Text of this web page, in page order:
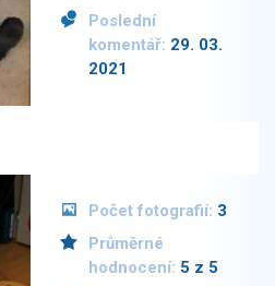
Poslední
komentář: 29. 03.
2021
Počet fotografií: 3
Průměrné
hodnocení: 5 z 5